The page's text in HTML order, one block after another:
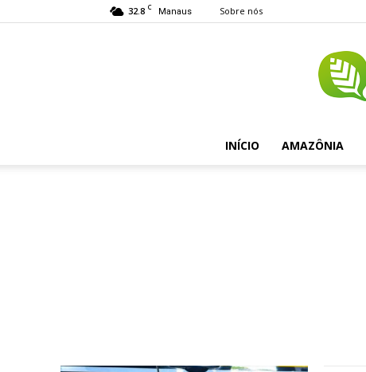
32.8 C Manaus Sobre nós
INÍCIO AMAZÔNIA